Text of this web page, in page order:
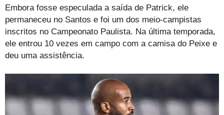
Embora fosse especulada a saída de Patrick, ele
permaneceu no Santos e foi um dos meio-campistas
inscritos no Campeonato Paulista. Na última temporada,
ele entrou 10 vezes em campo com a camisa do Peixe e
deu uma assistência.